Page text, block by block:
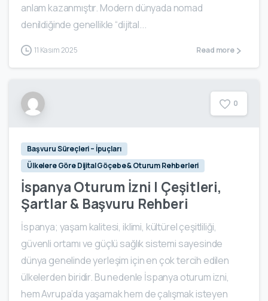
anlam kazanmıştır. Modern dünyada nomad
denildiğinde genellikle “dijital...
11 Kasım 2025 Read more
0
Başvuru Süreçleri – İpuçları
Ülkelere Göre Dijital Göçebe & Oturum Rehberleri
İspanya Oturum İzni | Çeşitleri,
Şartlar & Başvuru Rehberi
İspanya; yaşam kalitesi, iklimi, kültürel çeşitliliği,
güvenli ortamı ve güçlü sağlık sistemi sayesinde
dünya genelinde yerleşim için en çok tercih edilen
ülkelerden biridir. Bu nedenle İspanya oturum izni,
hem Avrupa’da yaşamak hem de çalışmak isteyen